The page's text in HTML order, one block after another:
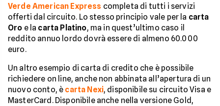
Verde American Express completa di tutti i servizi
offerti dal circuito. Lo stesso principio vale per la carta
Oro e la carta Platino, ma in quest’ultimo caso il
reddito annuo lordo dovrà essere di almeno 60.000
euro.
Un altro esempio di carta di credito che è possibile
richiedere on line, anche non abbinata all’apertura di un
nuovo conto, è carta Nexi, disponibile su circuito Visa e
MasterCard. Disponibile anche nella versione Gold,